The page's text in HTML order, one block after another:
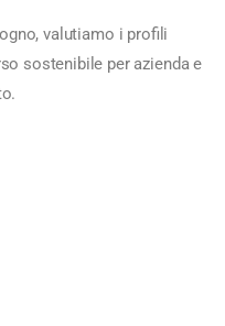
valutiamo i profili
sostenibile per azienda e